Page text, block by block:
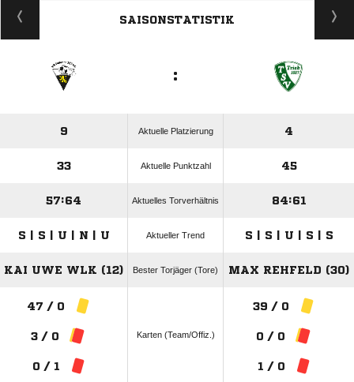
SAISONSTATISTIK
:
9 Aktuelle Platzierung 4
33 Aktuelle Punktzahl 45
57:64 Aktuelles Torverhältnis 84:61
S | S | U | N | U Aktueller Trend S | S | U | S | S
KAI UWE WLK (12) Bester Torjäger (Tore) MAX REHFELD (30)
47 / 0
3 / 0
0 / 1
Karten (Team/Offiz.)
39 / 0
0 / 0
1 / 0